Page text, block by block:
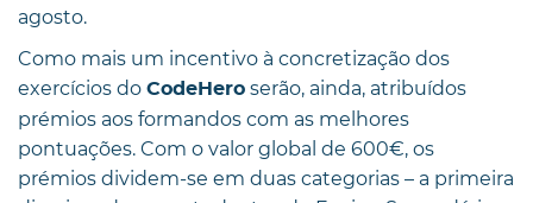
agosto.
Como mais um incentivo à concretização dos
exercícios do CodeHero serão, ainda, atribuídos
prémios aos formandos com as melhores
pontuações. Com o valor global de 600€, os
prémios dividem-se em duas categorias – a primeira